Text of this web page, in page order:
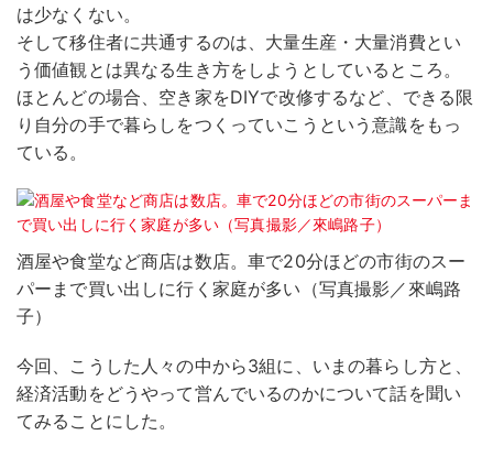
は少なくない。
そして移住者に共通するのは、大量生産・大量消費とい
う価値観とは異なる生き方をしようとしているところ。
ほとんどの場合、空き家をDIYで改修するなど、できる限
り自分の手で暮らしをつくっていこうという意識をもっ
ている。
酒屋や食堂など商店は数店。車で20分ほどの市街のスー
パーまで買い出しに行く家庭が多い（写真撮影／來嶋路
子）
今回、こうした人々の中から3組に、いまの暮らし方と、
経済活動をどうやって営んでいるのかについて話を聞い
てみることにした。